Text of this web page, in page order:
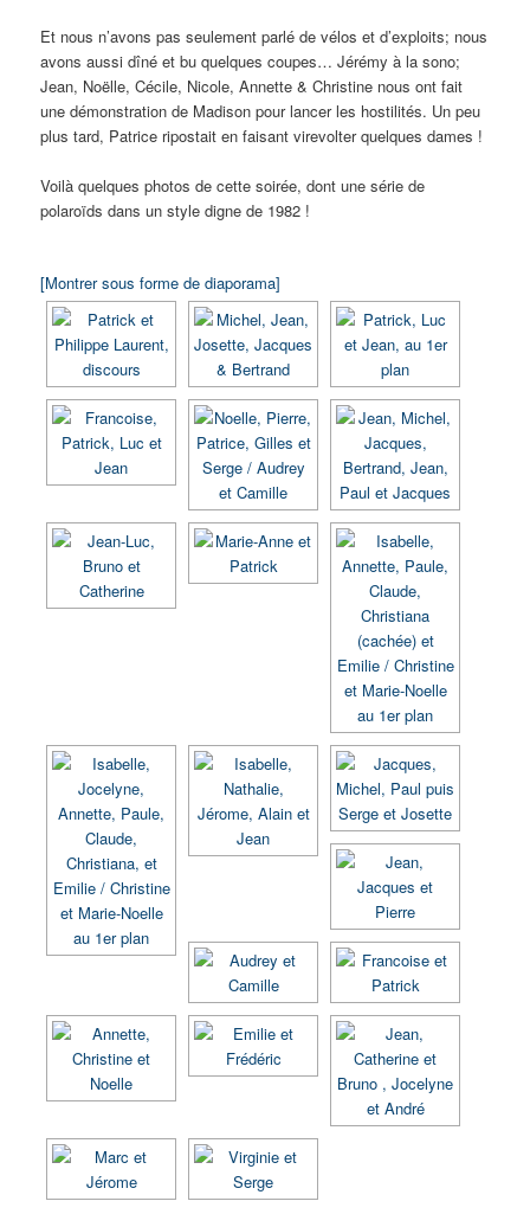
Et nous n’avons pas seulement parlé de vélos et d’exploits; nous
avons aussi dîné et bu quelques coupes… Jérémy à la sono;
Jean, Noëlle, Cécile, Nicole, Annette & Christine nous ont fait
une démonstration de Madison pour lancer les hostilités. Un peu
plus tard, Patrice ripostait en faisant virevolter quelques dames !
Voilà quelques photos de cette soirée, dont une série de
polaroïds dans un style digne de 1982 !
[Montrer sous forme de diaporama]